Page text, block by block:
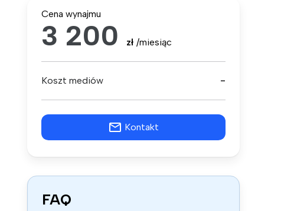
Cena wynajmu
3 200 zł /miesiąc
Koszt mediów -
Kontakt
FAQ